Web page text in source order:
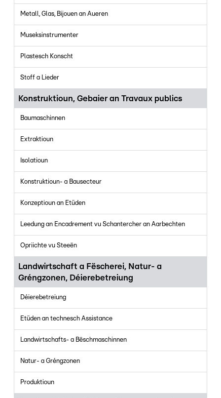
Metall, Glas, Bijouen an Aueren
Museksinstrumenter
Plastesch Konscht
Stoff a Lieder
Konstruktioun, Gebaier an Travaux publics
Baumaschinnen
Extraktioun
Isolatioun
Konstruktioun- a Bausecteur
Konzeptioun an Etüden
Leedung an Encadrement vu Schantercher an Aarbechten
Opriichte vu Steeën
Landwirtschaft a Fëscherei, Natur- a
Gréngzonen, Déierebetreiung
Déierebetreiung
Etüden an technesch Assistance
Landwirtschafts- a Bëschmaschinnen
Natur- a Gréngzonen
Produktioun